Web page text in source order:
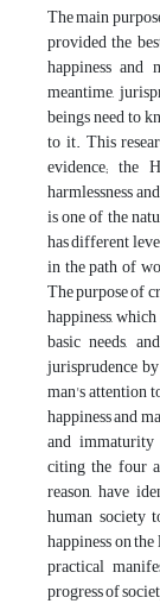
The main
provided the
happiness
meantime,
beings need to
to it. This
evidence; the
harmlessness
is one of the
has different
in the path of
The purpose of
happiness,
basic needs,
jurisprudence
man's attention
happiness and
and immaturity
citing the four
reason, have
human society
happiness on
practical
progress of